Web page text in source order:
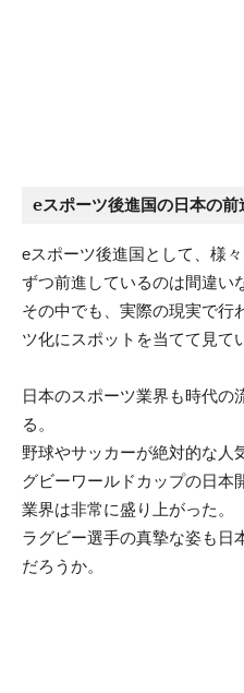
eスポーツ後進国の日本の前
eスポーツ後進国として、様
ずつ前進しているのは間違い
その中でも、実際の現実で行
ツ化にスポットを当てて見て
日本のスポーツ業界も時代の
る。
野球やサッカーが絶対的な人
グビーワールドカップの日本
業界は非常に盛り上がった。
ラグビー選手の真摯な姿も日
だろうか。